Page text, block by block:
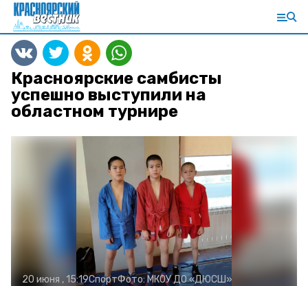
Красноярские самбисты
успешно выступили на
областном турнире
20 июня , 15:19СпортФото:МКОУ ДО «ДЮСШ»